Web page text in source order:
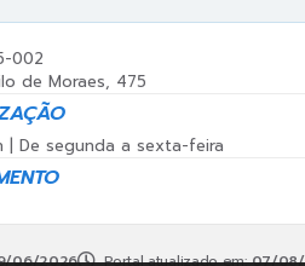
de Moraes, 475
002
| De segunda a sexta-feira
06/2026 Portal atualizado em:07/08/